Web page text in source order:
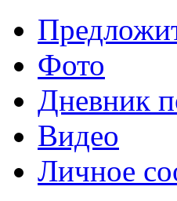
Фото
Дневник
Видео
Личное